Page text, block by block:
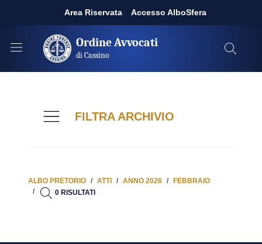
Area Riservata Accesso AlboSfera
Ordine Avvocati
di Cassino
FILTRA ARCHIVIO
ALBO PRETORIO ATTI ANNO 2026
FEBBRAIO
0 RISULTATI